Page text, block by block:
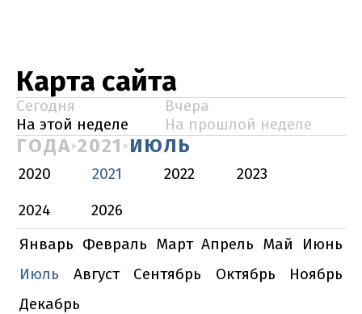
Карта сайта
Сегодня
Вчера
На этой неделе
На прошлой неделе
ГОДА 2021 ИЮЛЬ
2020 2021 2022
2023
2024
2026
Январь Февраль Март Апрель Май
Июнь
Июль
Август Сентябрь Октябрь
Ноябрь
Декабрь